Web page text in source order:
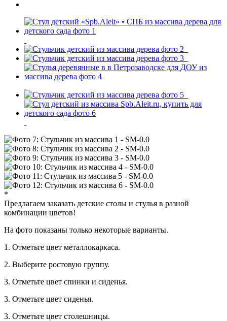
*
Предлагаем заказать детские столы и стулья в разной
комбинации цветов!
На фото показаны только некоторые варианты.
1. Отметьте цвет металлокаркаса.
2. Выберите ростовую группу.
3. Отметьте цвет спинки и сиденья.
3. Отметьте цвет сиденья.
3. Отметьте цвет столешницы.